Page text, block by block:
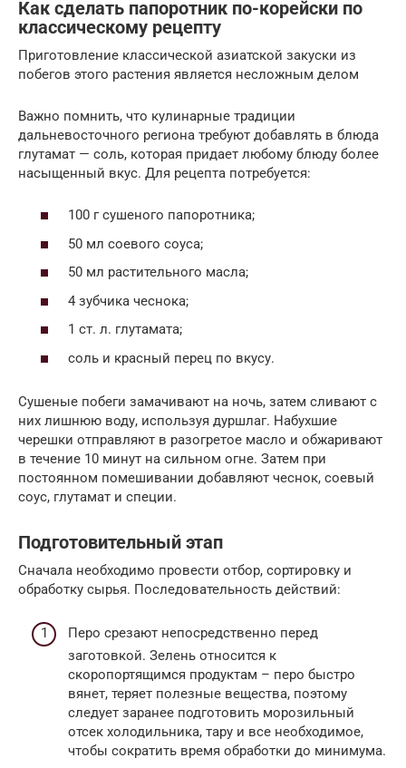
Как сделать папоротник по-корейски по
классическому рецепту
Приготовление классической азиатской закуски из
побегов этого растения является несложным делом
Важно помнить, что кулинарные традиции
дальневосточного региона требуют добавлять в блюда
глутамат — соль, которая придает любому блюду более
насыщенный вкус. Для рецепта потребуется:
100 г сушеного папоротника;
50 мл соевого соуса;
50 мл растительного масла;
4 зубчика чеснока;
1 ст. л. глутамата;
соль и красный перец по вкусу.
Сушеные побеги замачивают на ночь, затем сливают с
них лишнюю воду, используя дуршлаг. Набухшие
черешки отправляют в разогретое масло и обжаривают
в течение 10 минут на сильном огне. Затем при
постоянном помешивании добавляют чеснок, соевый
соус, глутамат и специи.
Подготовительный этап
Сначала необходимо провести отбор, сортировку и
обработку сырья. Последовательность действий:
Перо срезают непосредственно перед
заготовкой. Зелень относится к
скоропортящимся продуктам – перо быстро
вянет, теряет полезные вещества, поэтому
следует заранее подготовить морозильный
отсек холодильника, тару и все необходимое,
чтобы сократить время обработки до минимума.